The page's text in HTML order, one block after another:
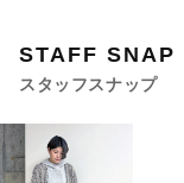
STAFF SNAP
スタッフスナップ